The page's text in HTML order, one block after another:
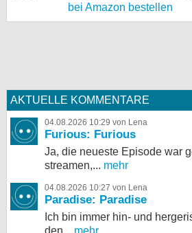
bei Amazon bestellen
AKTUELLE KOMMENTARE
04.08.2026 10:29 von Lena
Furious: Furious
Ja, die neueste Episode war
streamen,... mehr
04.08.2026 10:27 von Lena
Paradise: Paradise
Ich bin immer hin- und
den...
mehr